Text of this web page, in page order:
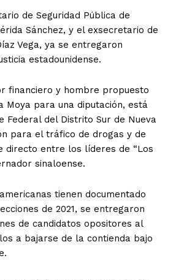
de Seguridad Pública de
Sánchez, y el exsecretario de
Vega, ya se entregaron
estadounidense.
financiero y hombre propuesto
Moya para una diputación, está
Federal del Distrito Sur de Nueva
para el tráfico de drogas y de
directo entre los líderes de “Los
sinaloense.
tienen documentado
de 2021, se entregaron
de candidatos opositores al
a bajarse de la contienda bajo